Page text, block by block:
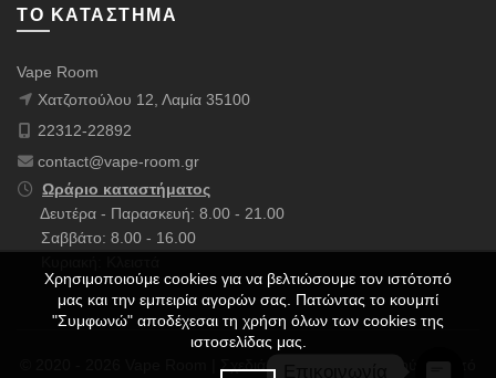
ΤΟ ΚΑΤΆΣΤΗΜΑ
Vape Room
Χατζοπούλου 12, Λαμία 35100
22312-22892
contact@vape-room.gr
Ωράριο καταστήματος
Δευτέρα - Παρασκευή: 8.00 - 21.00
Σαββάτο: 8.00 - 16.00
© 2020 - 2026 Vape Room | Σχεδιάστηκε με ❤️ & Πολλούς ☕ από
Χρησιμοποιούμε cookies για να βελτιώσουμε τον ιστότοπό
μας και την εμπειρία αγορών σας. Πατώντας το κουμπί
"Συμφωνώ" αποδέχεσαι τη χρήση όλων των cookies της
ιστοσελίδας μας.